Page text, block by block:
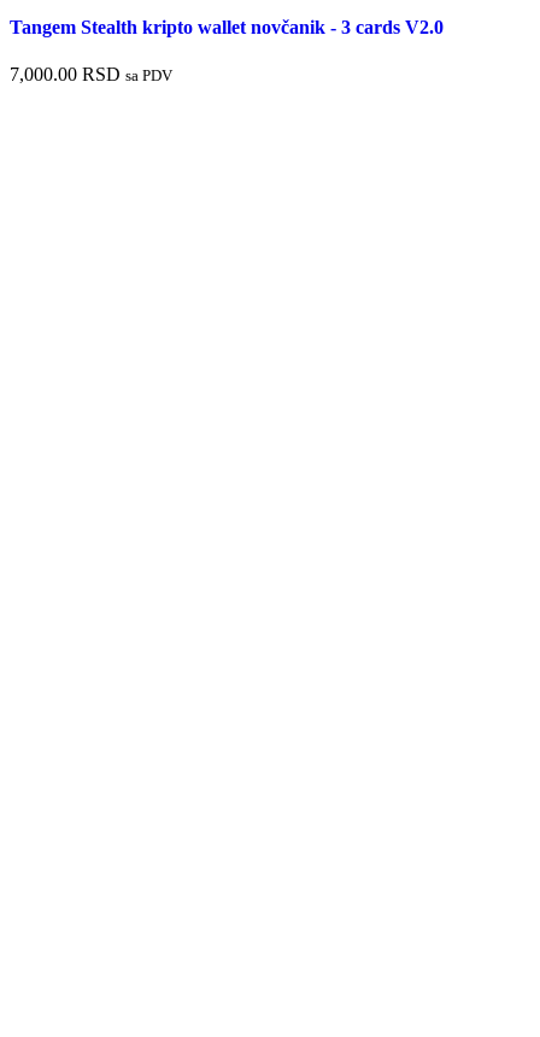
Tangem Stealth kripto wallet novčanik - 3 cards V2.0
7,000.00 RSD sa PDV